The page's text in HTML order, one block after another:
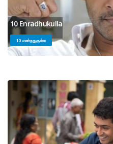
10 Enradhukulla
10 எண்றதுகுள்ள